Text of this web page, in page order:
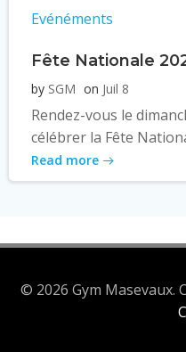
Evénéments
Fête Nationale
by SGM on Juil 8
Rendez-vous le
célébrer la Fête
Read more
© 2026 Gym Masevaux.